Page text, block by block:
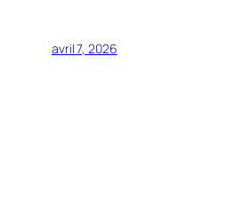
avril 7, 2026